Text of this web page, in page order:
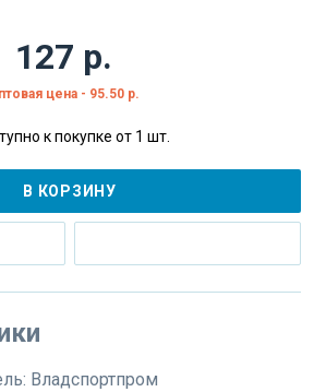
127 р.
цена - 95.50 р.
к покупке от 1 шт.
В КОРЗИНУ
Владспортпром